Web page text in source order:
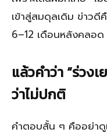
เข้าสู่สมดุลเดิม ข่าว
6–12 เดือนหลังคลอด
แล้วคำว่า “ร่วง
ว่าไม่ปกติ
คำตอบสั้น ๆ คืออย่าดู